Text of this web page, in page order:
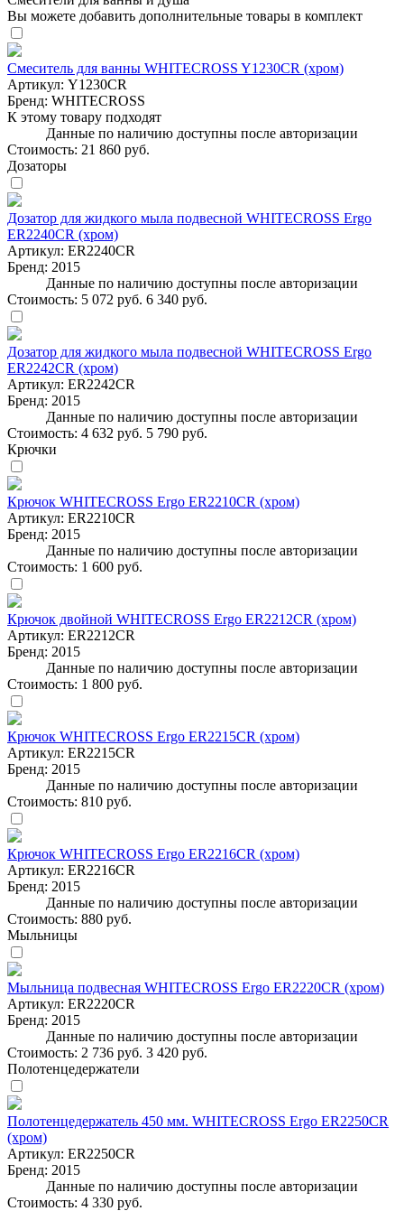
Вы можете добавить дополнительные товары в комплект
Смеситель для ванны WHITECROSS Y1230CR (хром)
Артикул: Y1230CR
Бренд: WHITECROSS
К этому товару подходят
Данные по наличию доступны после авторизации
Стоимость: 21 860 руб.
Дозаторы
Дозатор для жидкого мыла подвесной WHITECROSS Ergo
ER2240CR (хром)
Артикул: ER2240CR
Бренд: 2015
Данные по наличию доступны после авторизации
Стоимость: 5 072 руб. 6 340 руб.
Дозатор для жидкого мыла подвесной WHITECROSS Ergo
ER2242CR (хром)
Артикул: ER2242CR
Бренд: 2015
Данные по наличию доступны после авторизации
Стоимость: 4 632 руб. 5 790 руб.
Крючки
Крючок WHITECROSS Ergo ER2210CR (хром)
Артикул: ER2210CR
Бренд: 2015
Данные по наличию доступны после авторизации
Стоимость: 1 600 руб.
Крючок двойной WHITECROSS Ergo ER2212CR (хром)
Артикул: ER2212CR
Бренд: 2015
Данные по наличию доступны после авторизации
Стоимость: 1 800 руб.
Крючок WHITECROSS Ergo ER2215CR (хром)
Артикул: ER2215CR
Бренд: 2015
Данные по наличию доступны после авторизации
Стоимость: 810 руб.
Крючок WHITECROSS Ergo ER2216CR (хром)
Артикул: ER2216CR
Бренд: 2015
Данные по наличию доступны после авторизации
Стоимость: 880 руб.
Мыльницы
Мыльница подвесная WHITECROSS Ergo ER2220CR (хром)
Артикул: ER2220CR
Бренд: 2015
Данные по наличию доступны после авторизации
Стоимость: 2 736 руб. 3 420 руб.
Полотенцедержатели
Полотенцедержатель 450 мм. WHITECROSS Ergo ER2250CR
(хром)
Артикул: ER2250CR
Бренд: 2015
Данные по наличию доступны после авторизации
Стоимость: 4 330 руб.